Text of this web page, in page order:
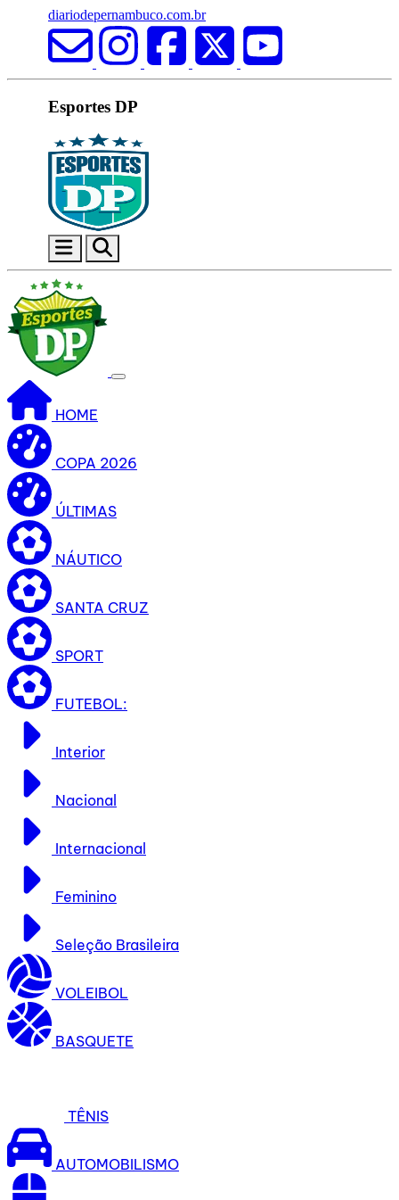
diariodepernambuco.com.br
Esportes DP
HOME
COPA 2026
ÚLTIMAS
NÁUTICO
SANTA CRUZ
SPORT
FUTEBOL:
Interior
Nacional
Internacional
Feminino
Seleção Brasileira
VOLEIBOL
BASQUETE
TÊNIS
AUTOMOBILISMO